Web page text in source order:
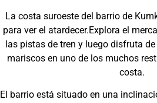
La costa suroeste del barrio de
para ver el atardecer.Explora el
las pistas de tren y luego disfruta
mariscos en uno de los muchos
costa.
El barrio está situado en una